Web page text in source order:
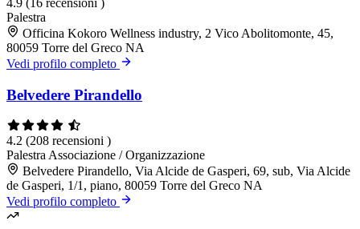
4.9 (16 recensioni )
Palestra
Officina Kokoro Wellness industry, 2 Vico Abolitomonte, 45,
80059 Torre del Greco NA
Vedi profilo completo
Belvedere Pirandello
4.2 (208 recensioni )
Palestra Associazione / Organizzazione
Belvedere Pirandello, Via Alcide de Gasperi, 69, sub, Via Alcide
de Gasperi, 1/1, piano, 80059 Torre del Greco NA
Vedi profilo completo